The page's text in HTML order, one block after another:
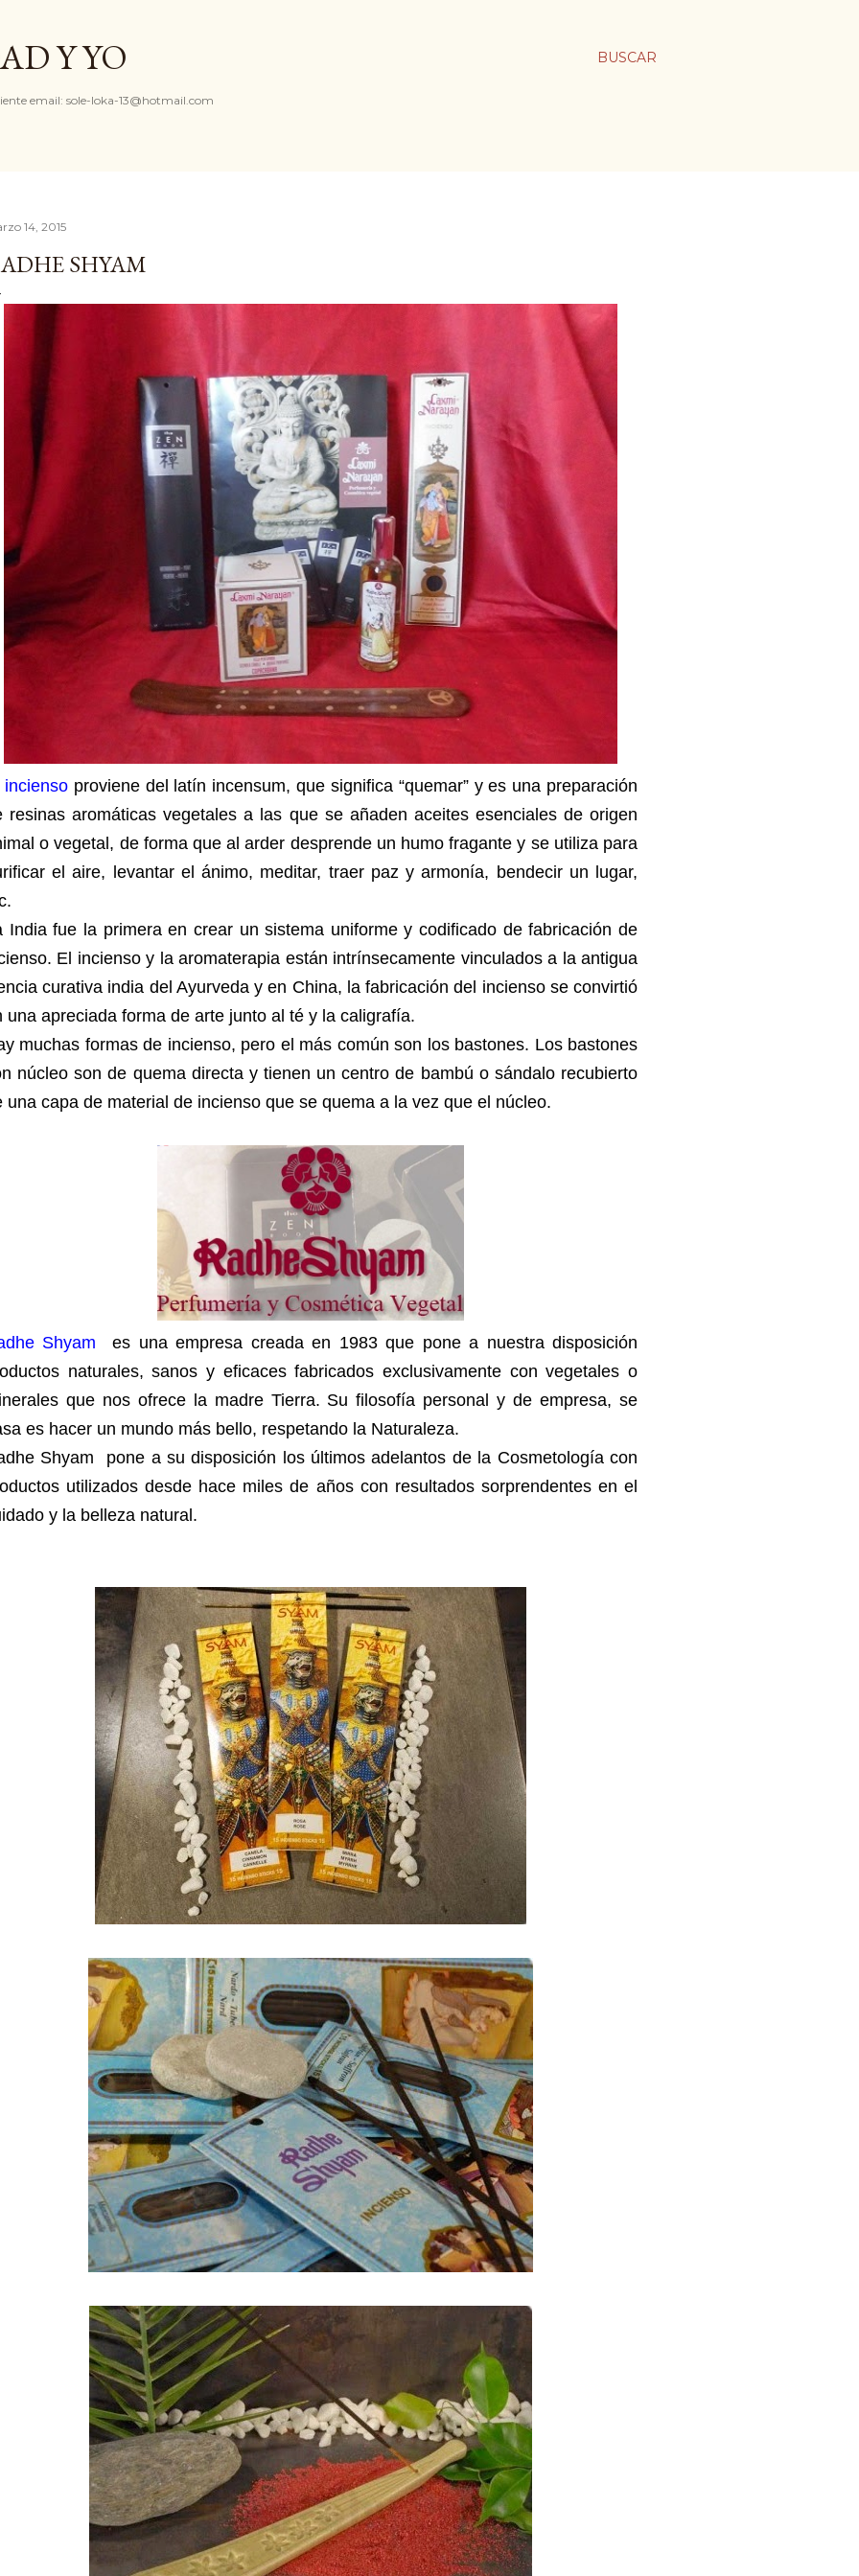
BUSCAR
Y YO
email: sole-loka-13@hotmail.com
14, 2015
SHYAM
inciensoproviene del latín incensum, que significa “quemar” y es una preparación
resinas aromáticas vegetales a las que se añaden aceites esenciales de origen
o vegetal, de forma que al arder desprende un humo fragante y se utiliza para
el aire, levantar el ánimo, meditar, traer paz y armonía, bendecir un lugar,
India fue la primera en crear un sistema uniforme y codificado de fabricación de
El incienso y la aromaterapia están intrínsecamente vinculados a la antigua
curativa india del Ayurveda y en China, la fabricación del incienso se convirtió
una apreciada forma de arte junto al té y la caligrafía.
muchas formas de incienso, pero el más común son los bastones. Los bastones
núcleo son de quema directa y tienen un centro de bambú o sándalo recubierto
una capa de material de incienso que se quema a la vez que el núcleo.
Shyam es una empresa creada en 1983 que pone a nuestra disposición
naturales, sanos y eficaces fabricados exclusivamente con vegetales o
que nos ofrece la madre Tierra. Su filosofía personal y de empresa, se
es hacer un mundo más bello, respetando la Naturaleza.
Shyam pone a su disposición los últimos adelantos de la Cosmetología con
utilizados desde hace miles de años con resultados sorprendentes en el
y la belleza natural.